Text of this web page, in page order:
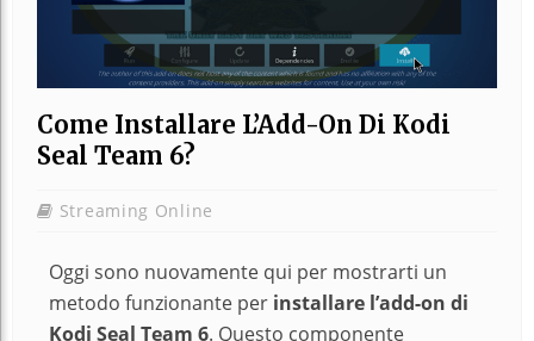
Come Installare L’Add-On Di Kodi
Seal Team 6?
Streaming Online
Oggi sono nuovamente qui per mostrarti un
metodo funzionante per installare l’add-on di
Kodi Seal Team 6. Questo componente